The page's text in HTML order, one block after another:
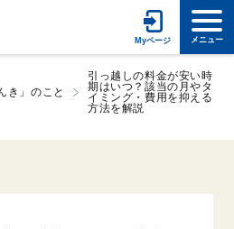
き」のこと
引っ越しの料金が安い時
期はいつ？該当の月やタ
イミング・費用を抑える
方法を解説